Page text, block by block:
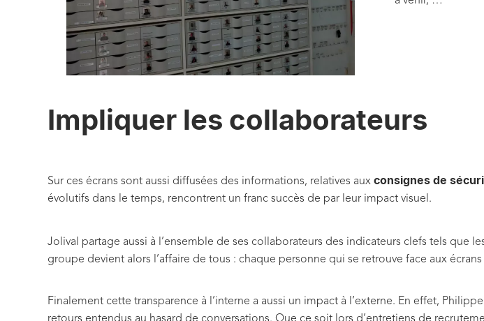
Impliquer les collaborateurs
Sur ces écrans sont aussi diffusées des informations, relatives aux consignes de
évolutifs dans le temps, rencontrent un franc succès de par leur impact visuel.
Jolival partage aussi à l’ensemble de ses collaborateurs des indicateurs clefs tels que
groupe devient alors l’affaire de tous : chaque personne qui se retrouve face aux
Finalement cette transparence à l’interne a aussi un impact à l’externe. En effet,